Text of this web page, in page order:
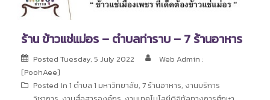
ร้าน ข้าวแช่แม่อร – ตำบลท่าราบ – 7 ร้านอาหาร
Posted Tuesday, 5 July 2022
Web Admin :
[PoohAee]
Posted in 1 ตำบล 1 มหาวิทยาลัย, 7 ร้านอาหาร, งานบริการ